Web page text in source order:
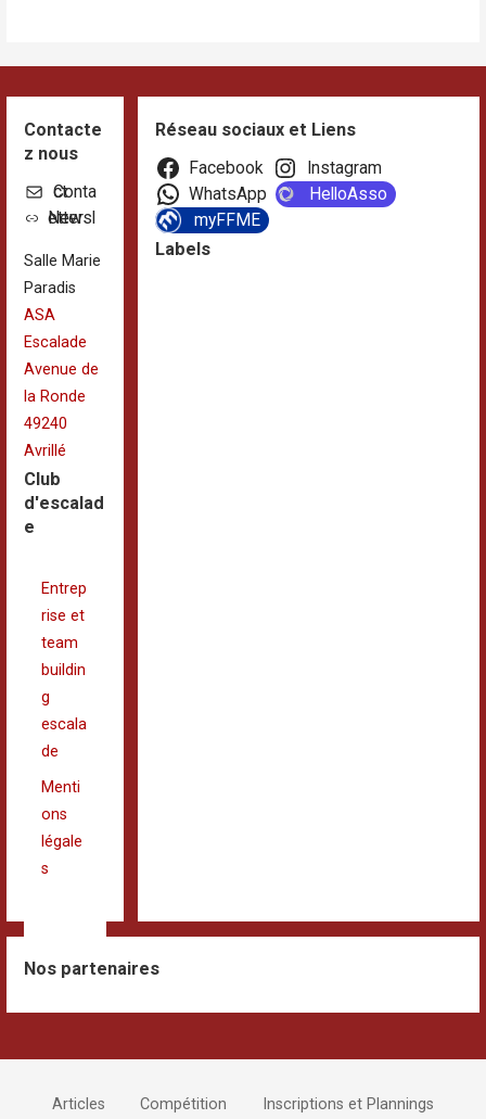
Contacte
z nous
Contact
Newsletter
Salle Marie
Paradis
ASA
Escalade
Avenue de
la Ronde
49240
Avrillé
Club
d'escalad
e
Entrep
rise et
team
buildin
g
escala
de
Menti
ons
légale
s
Réseau sociaux et Liens
Facebook
Instagram
WhatsApp
HelloAsso
myFFME
Labels
Nos partenaires
Articles Compétition Inscriptions et Plannings